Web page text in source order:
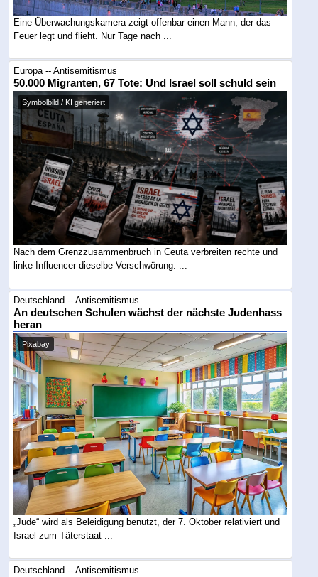
Eine Überwachungskamera zeigt offenbar einen Mann, der das
Feuer legt und flieht. Nur Tage nach ...
Europa -- Antisemitismus
50.000 Migranten, 67 Tote: Und Israel soll schuld sein
Symbolbild / KI generiert
Nach dem Grenzzusammenbruch in Ceuta verbreiten rechte und
linke Influencer dieselbe Verschwörung: ...
Deutschland -- Antisemitismus
An deutschen Schulen wächst der nächste Judenhass
heran
Pixabay
„Jude“ wird als Beleidigung benutzt, der 7. Oktober relativiert und
Israel zum Täterstaat ...
Deutschland -- Antisemitismus